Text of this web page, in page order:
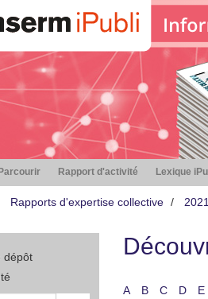
Parcourir Rapport d'activité Lexique
Rapports d'expertise collective 2021
dépôt
A B C D E